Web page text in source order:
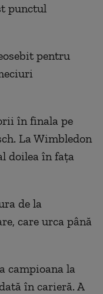
punctul
pentru
în finala pe
La Wimbledon
doilea în fața
de la
care urca până
campioana la
în carieră. A